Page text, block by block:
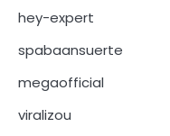
hey-expert
spabaansuerte
megaofficial
viralizou